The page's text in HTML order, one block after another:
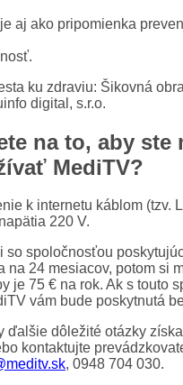
aj ako pripomienka
digital, s.r.o.
na to, aby ste
MediTV?
k internetu káblom (tzv.
220 V.
so spoločnosťou
na 24 mesiacov, potom si
je 75 € na rok. Ak s touto
vám bude poskytnutá
ďalšie dôležité otázky
kontaktujte
, 0948 704 030.